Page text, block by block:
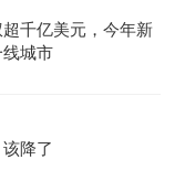
超千亿美元，今年新
城市
降了